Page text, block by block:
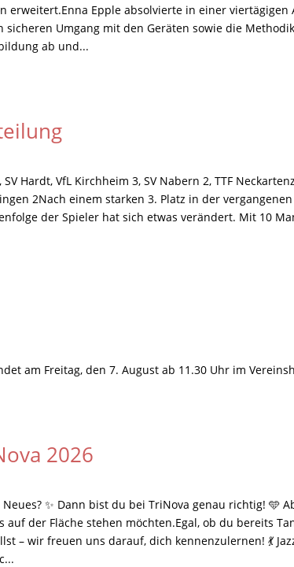
Epple absolvierte in einer viertägigen
Umgang mit den Geräten sowie die
ab und...
Hardt, VfL Kirchheim 3, SV Nabern 2, TTF
2Nach einem starken 3. Platz in der
der Spieler hat sich etwas verändert. Mit 10
am Freitag, den 7. August ab 11.30 Uhr im
2026
✨ Dann bist du bei TriNova genau richtig! 🩵
auf der Fläche stehen möchten.Egal, ob du bereits
– wir freuen uns darauf, dich kennenzulernen! 💃